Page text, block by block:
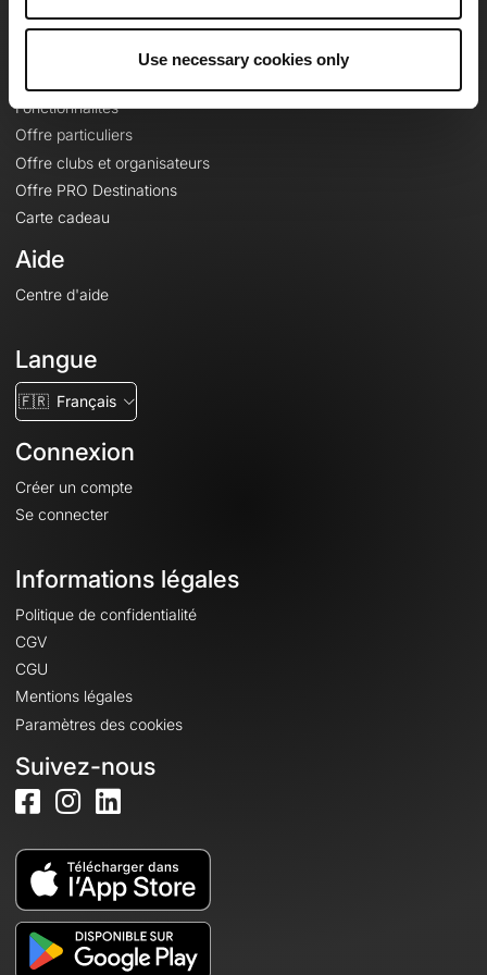
Use necessary cookies only
Fonctionnalités
Offre particuliers
Offre clubs et organisateurs
Offre PRO Destinations
Carte cadeau
Aide
Centre d'aide
Langue
🇫🇷 Français
Connexion
Créer un compte
Se connecter
Informations légales
Politique de confidentialité
CGV
CGU
Mentions légales
Paramètres des cookies
Suivez-nous